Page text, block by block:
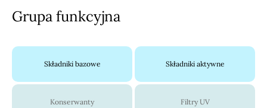
Grupa funkcyjna
Składniki bazowe Składniki aktywne
Konserwanty Filtry UV